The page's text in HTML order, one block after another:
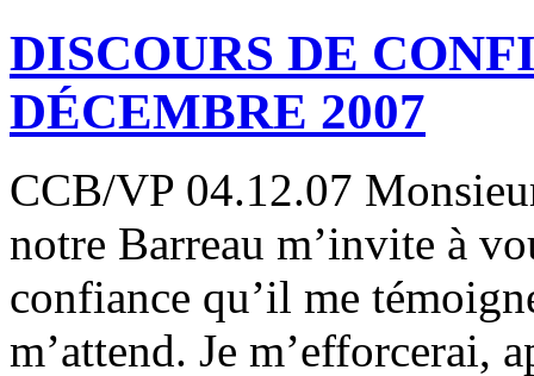
DISCOURS DE
DÉCEMBRE 2007
CCB/VP 04.12.07
notre Barreau m’invite à
confiance qu’il me
m’attend. Je m’efforcerai,